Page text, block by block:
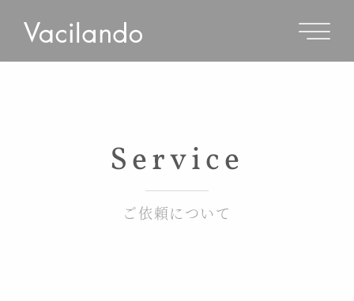
Service
ご依頼について